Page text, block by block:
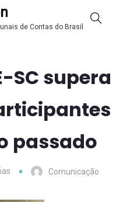
de Contas do Brasil
SC supera
passado
Comunicação